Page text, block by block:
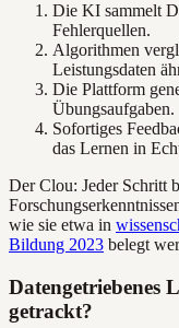
Die KI sammelt
Fehlerquellen.
Algorithmen
Leistungsdaten
Die Plattform
Übungsaufgaben.
Sofortiges
das Lernen in
Der Clou: Jeder Schritt
wie sie etwa in
Bildung 2023 belegt
Datengetriebenes
getrackt?